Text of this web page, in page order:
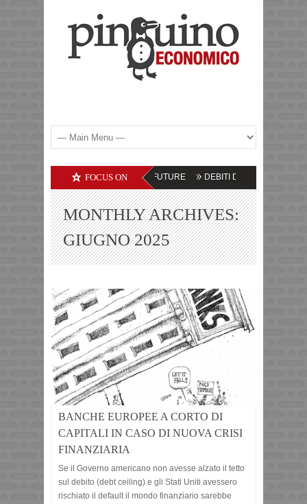
FOCUS ON
– LE PROSPETTIVE FUTURE DEBITI DELLE SOCIETA’
MONTHLY ARCHIVES:
GIUGNO 2025
BANCHE EUROPEE A CORTO DI
CAPITALI IN CASO DI NUOVA CRISI
FINANZIARIA
Se il Governo americano non avesse alzato il tetto
sul debito (debt ceiling) e gli Stati Uniti avessero
rischiato il default il mondo finanziario sarebbe